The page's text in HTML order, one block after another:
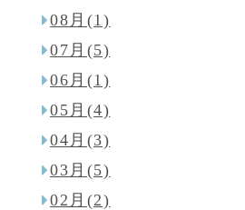
08月(1)
07月(5)
06月(1)
05月(4)
04月(3)
03月(5)
02月(2)